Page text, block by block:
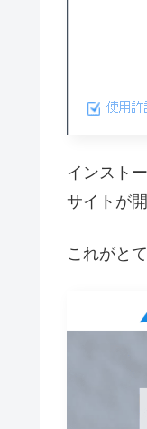
インスト
サイトが
これがと